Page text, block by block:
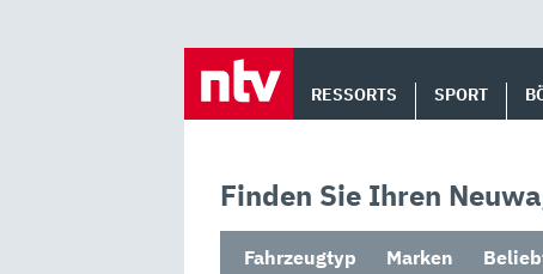
RESSORTS SPORT
Finden Sie Ihren
Fahrzeugtyp Marken